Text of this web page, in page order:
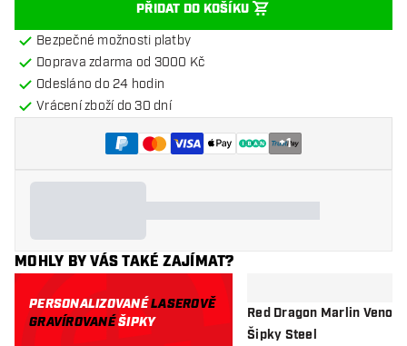
PŘIDAT DO KOŠÍKU
Bezpečné možnosti platby
Doprava zdarma od 3000 Kč
Odesláno do 24 hodin
Vrácení zboží do 30 dní
+1
MOHLY BY VÁS TAKÉ ZAJÍMAT?
PERSONALIZOVANÉLASEROVĚ
GRAVÍROVANÉŠIPKY
Red Dragon Marlin Venom
Šipky Steel